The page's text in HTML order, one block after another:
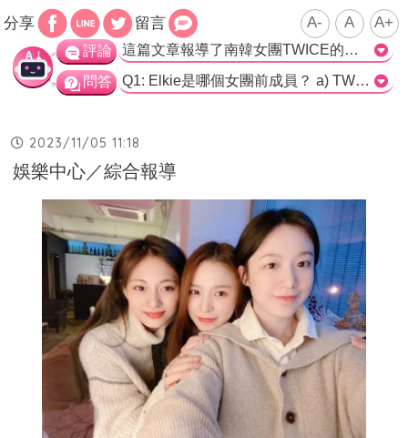
分享 留言 A- A A+
評論 這篇文章報導了南韓女團TWICE的台籍成員周子瑜、CLC前成員Elkie、和(G)I-DLE成員葉舒華之間的友誼。文章提到Elkie在去年解約後刪除了與子瑜的合照，引發了斷交的猜測。然而，最近兩人在子瑜媽媽的YouTube頻道合體，展示了友好的互動，引起了網友的討論。 文章進一步報導了在YouTube上更新的影片中，Elkie和子瑜媽媽一起製作麻油雞飯的情景。文章也提到了Elkie之前在推出新歌時被問及刪光合照的問題，她表示這是因為雙方公司的考慮，並且事先告知了子瑜。然而，外界的攻擊仍讓她感到難受，不過子瑜反過來安慰了她。 文章最後提到Elkie親自透露她與子瑜和舒華私下有聯絡，並且有聊天群組，在準備新歌時，她們還給予了她支持。 整體而言，這篇文章報導了Elkie和子瑜友誼的一個新進展，並且提供了相關的背景資料。這種展示友誼和互動的報導對於粉絲和網友來說都是有趣的，也讓人感到這兩人之間的關係並不像之前猜測的那樣疏遠。>
問答 Q1: Elkie是哪個女團前成員？ a) TWICE b) (G)I-DLE c) CLC 正確答案: c) CLC Q2: 哪一個成員在YouTube頻道《玲氏物語》製作麻油雞飯？ a) 周子瑜 b) Elkie c) 葉舒華 正確答案: a) 周子瑜 Q3: Elkie解釋刪除與周子瑜的合照主要是因為什麼原因？ a) 雙方公司的顧慮 b) 不想和周子瑜再有聯繫 c) 被迫做出這個行為 正確答案: a) 雙方公司的顧慮
2023/11/05 11:18
娛樂中心／綜合報導